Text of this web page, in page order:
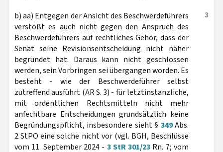
3
b) aa) Entgegen der Ansicht des Beschwerdeführers
verstößt es auch nicht gegen den Anspruch des
Beschwerdeführers auf rechtliches Gehör, dass der
Senat seine Revisionsentscheidung nicht näher
begründet hat. Daraus kann nicht geschlossen
werden, sein Vorbringen sei übergangen worden. Es
besteht - wie der Beschwerdeführer selbst
zutreffend ausführt (AR S. 3) - für letztinstanzliche,
mit ordentlichen Rechtsmitteln nicht mehr
anfechtbare Entscheidungen grundsätzlich keine
Begründungspflicht, insbesondere sieht § 349Abs.
2 StPO eine solche nicht vor (vgl. BGH, Beschlüsse
vom 11. September 2024 - 3 StR 301/23 Rn. 7; vom